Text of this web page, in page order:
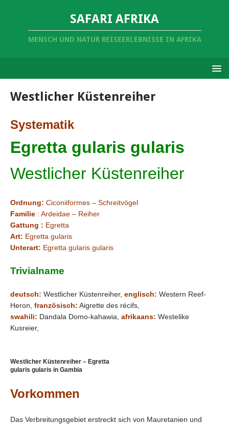
SAFARI AFRIKA
MENSCH UND NATUR REISEERLEBNISSE IN AFRIKA
Westlicher Küstenreiher
Systematik
Egretta gularis gularis
Westlicher Küstenreiher
Ordnung: Ciconiiformes – Schreitvögel
Familie : Ardeidae – Reiher
Gattung : Egretta
Art: Egretta gularis
Unterart: Egretta gularis gularis
Trivialname
deutsch: Westlicher Küstenreiher, englisch: Western Reef-
Heron, französisch: Aigrette des récifs,
swahili: Dandala Domo-kahawia, afrikaans: Westelike
Kusreier,
Westlicher Küstenreiher – Egretta
gularis gularis in Gambia
Vorkommen
Das Verbreitungsgebiet erstreckt sich von Mauretanien und